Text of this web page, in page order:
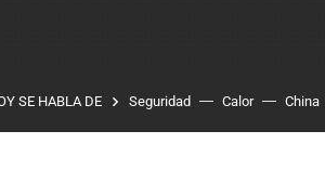
SE HABLA DE Seguridad Calor China